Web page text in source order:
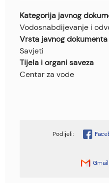
Kategorija javnog
Vodosnabdijevanje i
Vrsta javnog dokumenta
Savjeti
Tijela i organi saveza
Centar za vode
Gmail